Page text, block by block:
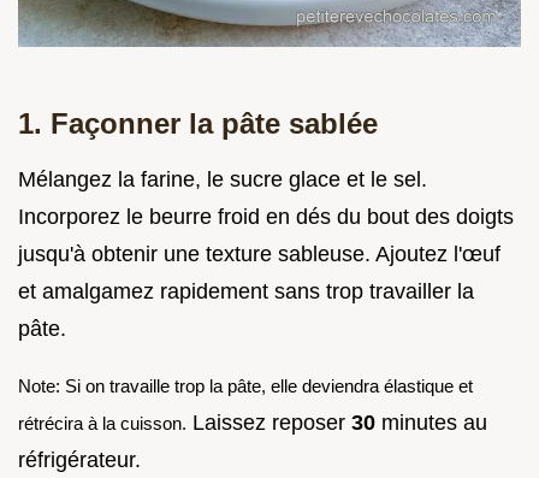
1. Façonner la pâte sablée
Mélangez la farine, le sucre glace et le sel.
Incorporez le beurre froid en dés du bout des doigts
jusqu'à obtenir une texture sableuse. Ajoutez l'œuf
et amalgamez rapidement sans trop travailler la
pâte.
Note: Si on travaille trop la pâte, elle deviendra élastique et
rétrécira à la cuisson. Laissez reposer 30 minutes au
réfrigérateur.